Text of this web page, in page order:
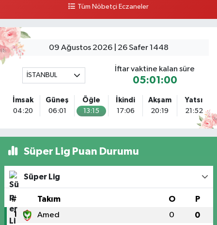
Akşemsettin Mahallesi Akdeniz Caddesi No:12 A 41.01948179055185,
28.946705949073934
Tersane İstanbul Eczanesi
Camiikebir Mahallesi Taşkızak Tersanesi Caddesi 6 6B Tersane İstanbul
içerisi ama yol üzerinde
Nuh Eczanesi
Fetih Mahallesi Hicazkar (Örnek Mah) Sokak Bağkur Sitesi No:10 1A
Yaman Eczanesi
Site Mahallesi Kaptanoğlu Okul Sokak No:44 A
Tüm Nöbetçi Eczaneler
09 Ağustos 2026 | 26 Safer 1448
İSTANBUL
İftar vaktine kalan süre
05:00:59
İmsak
04:20
Güneş
06:01
Öğle
13:15
İkindi
17:06
Akşam
20:19
Yatsı
21:52
Süper Lig Puan Durumu
Süper Lig
# Takım O P
1 Amed 0 0